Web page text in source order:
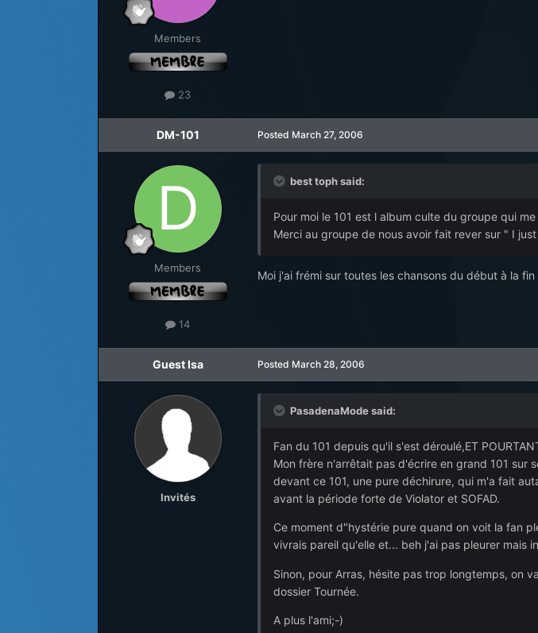
Members
23
DM-101
Members
14
Posted March 27, 2006
best toph said:
Pour moi le 101 est l album culte du groupe qui
Merci au groupe de nous avoir fait rever sur " I
Moi j'ai frémi sur toutes les chansons du début à la fin
Guest Isa
Invités
Posted March 28, 2006
PasadenaMode said:
Fan du 101 depuis qu'il s'est déroulé,ET
Mon frère n'arrêtait pas d'écrire en grand 101 sur
devant ce 101, une pure déchirure, qui m'a fait
avant la période forte de Violator et SOFAD.
Ce moment d"hystérie pure quand on voit la fan
vivrais pareil qu'elle et... beh j'ai pas pleurer mais
Sinon, pour Arras, hésite pas trop longtemps, on
dossier Tournée.
A plus l'ami;-)